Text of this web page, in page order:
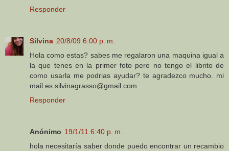
Responder
Silvina 20/8/09 6:00 p. m.
Hola como estas? sabes me regalaron una maquina igual a
la que tenes en la primer foto pero no tengo el librito de
como usarla me podrias ayudar? te agradezco mucho. mi
mail es silvinagrasso@gmail.com
Responder
Anónimo 19/1/11 6:40 p. m.
hola necesitaría saber donde puedo encontrar un recambio